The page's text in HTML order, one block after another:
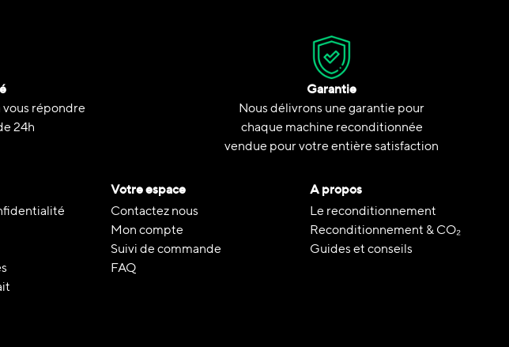
vous répondre
24h
Garantie
Nous délivrons une garantie pour
chaque machine reconditionnée
vendue pour votre entière satisfaction
Votre espace
Contactez nous
Mon compte
Suivi de commande
FAQ
A propos
Le reconditionnement
Reconditionnement & CO₂
Guides et conseils